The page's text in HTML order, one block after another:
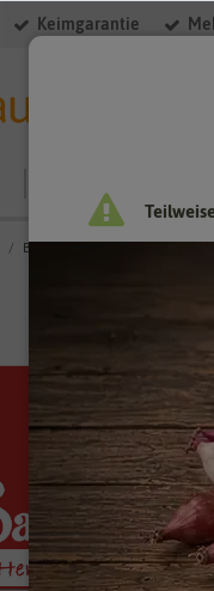
Keimgarantie
Blumenkohlsamen